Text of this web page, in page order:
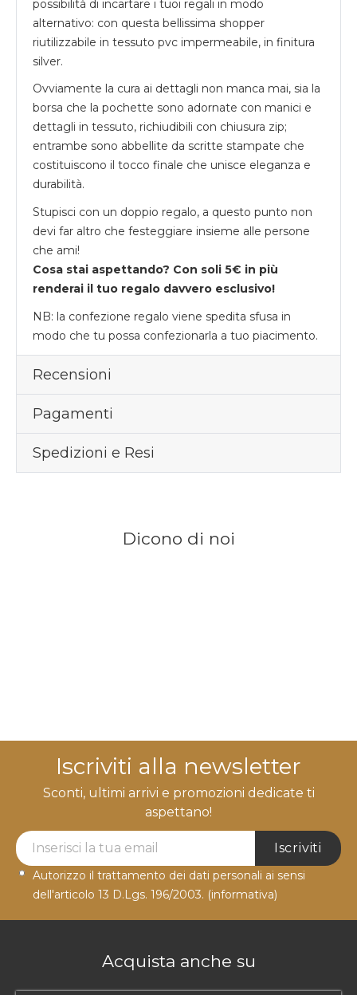
possibilità di incartare i tuoi regali in modo
alternativo: con questa bellissima shopper
riutilizzabile in tessuto pvc impermeabile, in finitura
silver.
Ovviamente la cura ai dettagli non manca mai, sia la
borsa che la pochette sono adornate con manici e
dettagli in tessuto, richiudibili con chiusura zip;
entrambe sono abbellite da scritte stampate che
costituiscono il tocco finale che unisce eleganza e
durabilità.
Stupisci con un doppio regalo, a questo punto non
devi far altro che festeggiare insieme alle persone
che ami!
Cosa stai aspettando? Con soli 5€ in più
renderai il tuo regalo davvero esclusivo!
NB: la confezione regalo viene spedita sfusa in
modo che tu possa confezionarla a tuo piacimento.
Recensioni
Pagamenti
Spedizioni e Resi
Dicono di noi
Iscriviti alla newsletter
Sconti, ultimi arrivi e promozioni dedicate ti
aspettano!
Newsletter Label
Iscriviti
Autorizzo il trattamento dei dati personali ai sensi
dell'articolo 13 D.Lgs. 196/2003. (informativa)
Acquista anche su